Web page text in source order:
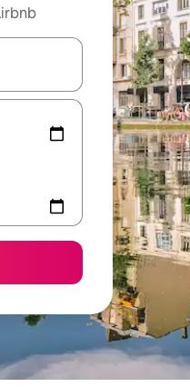
maak je een keuze met je de